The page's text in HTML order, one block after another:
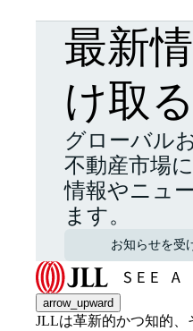
最新
け取る
グローバル
不動産市場
情報やニュ
ます。
お知らせを受
arrow_upward
JLLは革新的かつ知的